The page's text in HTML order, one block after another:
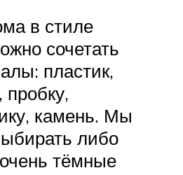
в стиле
сочетать
пластик,
пробку,
камень. Мы
либо
тёмные